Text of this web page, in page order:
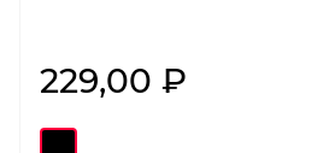
229,00 ₽